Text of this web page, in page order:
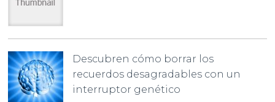
Descubren cómo borrar los
recuerdos desagradables con un
interruptor genético